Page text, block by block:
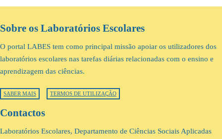
Sobre os Laboratórios Escolares
O portal LABES tem como principal missão apoiar os utilizadores dos
laboratórios escolares nas tarefas diárias relacionadas com o ensino e
aprendizagem das ciências.
SABER MAIS TERMOS DE UTILIZAÇÃO
Contactos
Laboratórios Escolares, Departamento de Ciências Sociais Aplicadas